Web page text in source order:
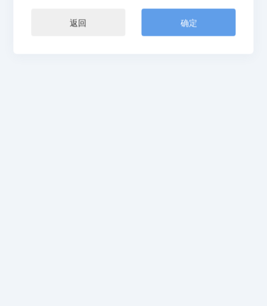
返回 确定